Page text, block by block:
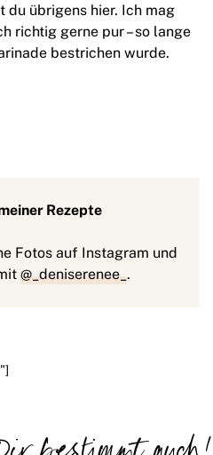
du übrigens hier. Ich mag
richtig gerne pur – so lange
bestrichen wurde.
Rezepte
Fotos auf Instagram und
@_deniserenee_.